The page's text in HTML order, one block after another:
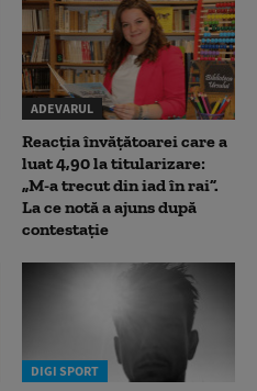
ADEVARUL
Reacția învățătoarei care a
luat 4,90 la titularizare:
„M-a trecut din iad în rai”.
La ce notă a ajuns după
contestație
DIGI SPORT